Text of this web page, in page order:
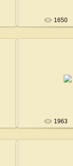
1650
1963